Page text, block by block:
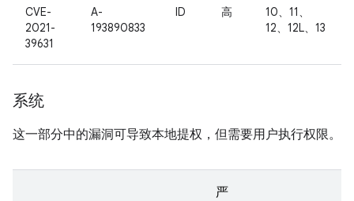
CVE-
2021-
39631
A-
193890833
ID 高
10、11、
12、12L、13
系统
这一部分中的漏洞可导致本地提权，但需要用户执行权限。
严